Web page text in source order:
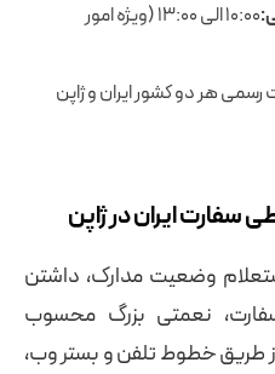
۱۰:۰۰ الی ۱۳:۰۰ (ویژه امور
هر دو کشور ایران و ژاپن
سفارت ایران در ژاپن
وضعیت مدارک، داشتن
نعمتی بزرگ محسوب
طریق خطوط تلفن و بستر وب،